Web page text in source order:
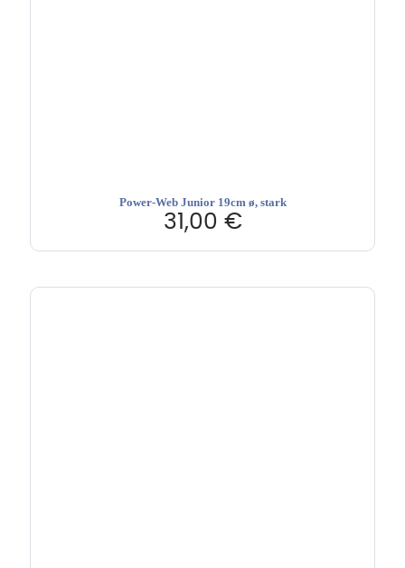
Power-Web Junior 19cm ø, stark
31,00 €